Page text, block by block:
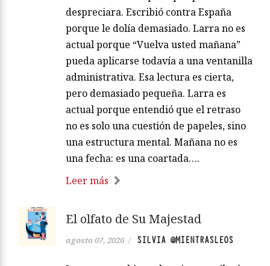
despreciara. Escribió contra España
porque le dolía demasiado. Larra no es
actual porque “Vuelva usted mañana”
pueda aplicarse todavía a una ventanilla
administrativa. Esa lectura es cierta,
pero demasiado pequeña. Larra es
actual porque entendió que el retraso
no es solo una cuestión de papeles, sino
una estructura mental. Mañana no es
una fecha: es una coartada….
Leer más
El olfato de Su Majestad
agosto 07, 2026 / SILVIA @MIENTRASLEOS